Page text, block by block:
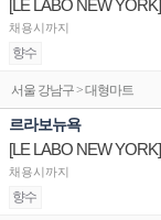
채용시까지
향수
서울 강남구 > 대형마트
르라보뉴욕
채용시까지
향수